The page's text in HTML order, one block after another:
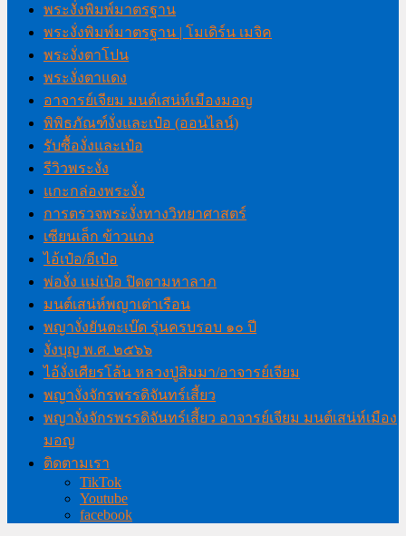
พระงั่งพิมพ์มาตรฐาน
พระงั่งพิมพ์มาตรฐาน | โมเดิร์น เมจิค
พระงั่งตาโปน
พระงั่งตาแดง
อาจารย์เจียม มนต์เสน่ห์เมืองมอญ
พิพิธภัณฑ์งั่งและเป๋อ (ออนไลน์)
รับซื้องั่งและเป๋อ
รีวิวพระงั่ง
แกะกล่องพระงั่ง
การตรวจพระงั่งทางวิทยาศาสตร์
เซียนเล็ก ข้าวแกง
ไอ้เป๋อ/อีเป๋อ
พ่องั่ง แม่เป๋อ ปิดตามหาลาภ
มนต์เสน่ห์พญาเต่าเรือน
พญางั่งยันตะเบ๊ด รุ่นครบรอบ ๑๐ ปี
งั่งบุญ พ.ศ. ๒๕๖๖
ไอ้งั่งเศียรโล้น หลวงปู่สิมมา/อาจารย์เจียม
พญางั่งจักรพรรดิจันทร์เสี้ยว
พญางั่งจักรพรรดิจันทร์เสี้ยว อาจารย์เจียม มนต์เสน่ห์เมือง
มอญ
ติดตามเรา
TikTok
Youtube
facebook